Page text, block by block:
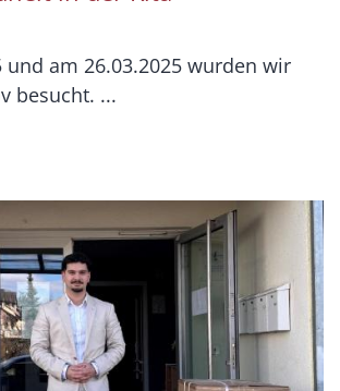
und am 26.03.2025 wurden wir
besucht. ...